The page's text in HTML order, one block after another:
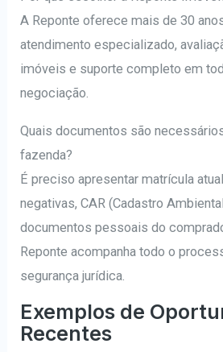
A Reponte oferece mais de 30
atendimento especializado,
imóveis e suporte completo em
negociação.
Quais documentos são
fazenda?
É preciso apresentar matrícula
negativas, CAR (Cadastro
documentos pessoais do
Reponte acompanha todo o
segurança jurídica.
Exemplos de
Recentes